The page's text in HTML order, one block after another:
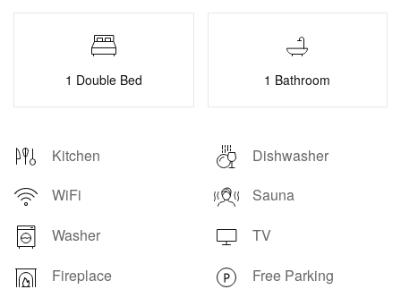
1 Double Bed 1 Bathroom
Kitchen
Dishwasher
WiFi
Sauna
Washer
TV
Fireplace
Free Parking